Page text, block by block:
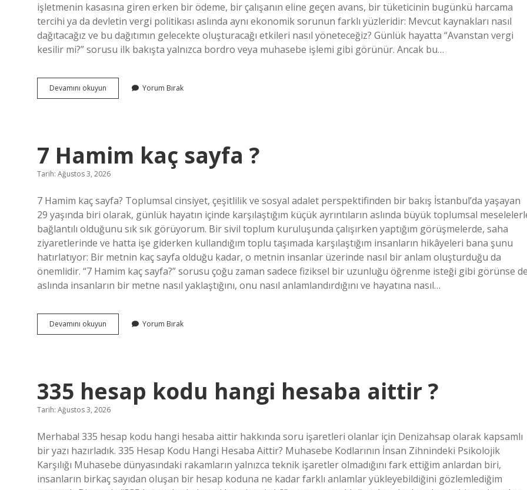
işletmenin kasasına giren erken bir ödeme, bir çalışanın eline geçen avans, bir tüketicinin bugünkü harcama
tercihi ya da devletin vergi politikası aslında aynı ekonomik sorunun farklı yüzleridir: Mevcut kaynakları nasıl
dağıtacağız ve bu dağıtımın gelecekte oluşturacağı etkileri nasıl yöneteceğiz? Günlük hayatta “Avanstan vergi
kesilir mi?” sorusu ilk bakışta yalnızca bordro veya muhasebe işlemi gibi görünür. Ancak bu…
Devamını okuyun Avanstan
vergi
Yorum Bırak
7 Hamim kaç sayfa ?
Tarih: Ağustos 3, 2026
7 Hamim kaç sayfa? Toplumsal cinsiyet, çeşitlilik ve sosyal adalet perspektifinden bir bakış İstanbul’da yaşayan
29 yaşında biri olarak, günlük hayatın içinde karşılaştığım küçük ayrıntıların aslında büyük toplumsal
bağlantılı olduğunu sık sık görüyorum. Bir sivil toplum kuruluşunda çalışırken yaptığım görüşmelerde, saha
ziyaretlerinde ve hatta işe giderken kullandığım toplu taşımada karşılaştığım insanların hikâyeleri bana şunu
hatırlatıyor: Bir metnin kaç sayfa olduğu kadar, o metnin insanlar üzerinde nasıl bir anlam oluşturduğu da
önemlidir. “7 Hamim kaç sayfa?” sorusu çoğu zaman sadece fiziksel bir uzunluğu öğrenme isteği gibi görünse
aslında insanların bir metne nasıl yaklaştığını, onu nasıl anlamlandırdığını ve hayatına nasıl…
Devamını okuyun
Hamim
Yorum Bırak
335 hesap kodu hangi hesaba aittir ?
Tarih: Ağustos 3, 2026
Merhaba! 335 hesap kodu hangi hesaba aittir hakkında soru işaretleri olanlar için Denizahsap olarak kapsamlı
bir yazı hazırladık. 335 Hesap Kodu Hangi Hesaba Aittir? Muhasebe Kodlarının İnsan Zihnindeki Psikolojik
Karşılığı Muhasebe dünyasındaki rakamların yalnızca teknik işaretler olmadığını fark ettiğim anlardan biri,
insanların birkaç sayıdan oluşan bir hesap koduna ne kadar farklı anlamlar yükleyebildiğini gözlemlediğim